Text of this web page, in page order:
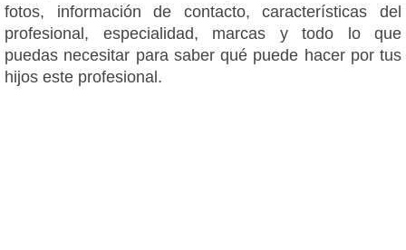
fotos, información de contacto, características del
profesional, especialidad, marcas y todo lo que
puedas necesitar para saber qué puede hacer por tus
hijos este profesional.